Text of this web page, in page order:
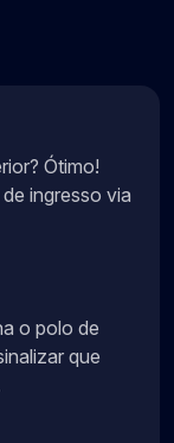
Ótimo!
ingresso via
o polo de
que